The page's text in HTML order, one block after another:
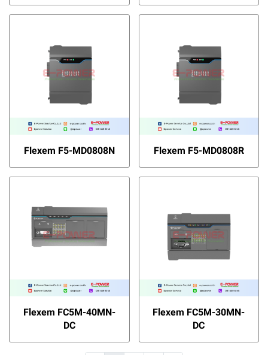
Flexem F5-MD0808N Flexem F5-MD0808R
Flexem FC5M-40MN-
DC
Flexem FC5M-30MN-
DC